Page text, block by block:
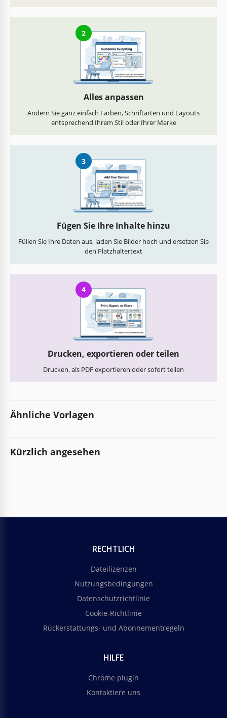
2
Alles anpassen
Ändern Sie ganz einfach Farben, Schriftarten und Layouts
entsprechend Ihrem Stil oder Ihrer Marke
3
Fügen Sie Ihre Inhalte hinzu
Füllen Sie Ihre Daten aus, laden Sie Bilder hoch und ersetzen Sie
den Platzhaltertext
4
Drucken, exportieren oder teilen
Drucken, als PDF exportieren oder sofort teilen
Ähnliche Vorlagen
Kürzlich angesehen
RECHTLICH
Dateilizenzen
Nutzungsbedingungen
Datenschutzrichtlinie
Cookie-Richtlinie
Rückerstattungs- und Abonnementregeln
HILFE
Chrome plugin
Kontaktiere uns